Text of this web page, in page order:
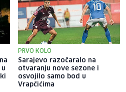
PRVO KOLO
Sarajevo razočaralo na
otvaranju nove sezone i
osvojilo samo bod u
Vrapčićima